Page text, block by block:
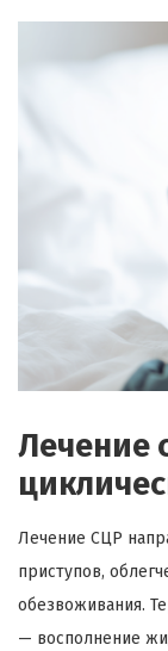
Лечение
Лечение СЦР
приступов,
обезвоживания.
— восполнение